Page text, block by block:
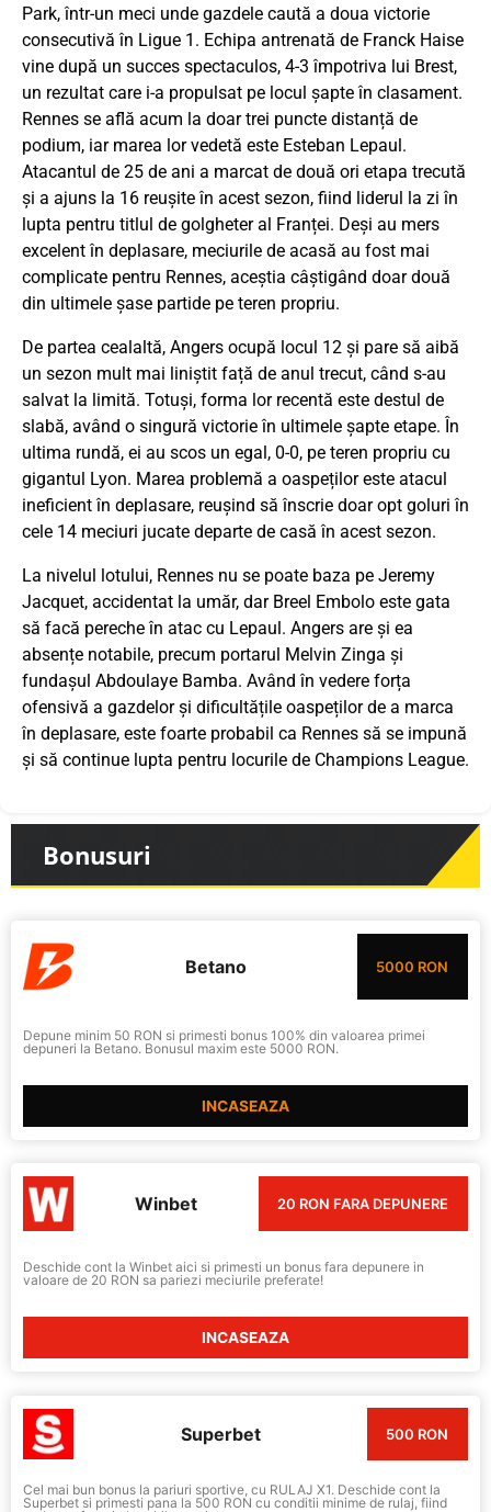
Park, într-un meci unde gazdele caută a doua victorie
consecutivă în Ligue 1. Echipa antrenată de Franck Haise
vine după un succes spectaculos, 4-3 împotriva lui Brest,
un rezultat care i-a propulsat pe locul șapte în clasament.
Rennes se află acum la doar trei puncte distanță de
podium, iar marea lor vedetă este Esteban Lepaul.
Atacantul de 25 de ani a marcat de două ori etapa trecută
și a ajuns la 16 reușite în acest sezon, fiind liderul la zi în
lupta pentru titlul de golgheter al Franței. Deși au mers
excelent în deplasare, meciurile de acasă au fost mai
complicate pentru Rennes, aceștia câștigând doar două
din ultimele șase partide pe teren propriu.
De partea cealaltă, Angers ocupă locul 12 și pare să aibă
un sezon mult mai liniștit față de anul trecut, când s-au
salvat la limită. Totuși, forma lor recentă este destul de
slabă, având o singură victorie în ultimele șapte etape. În
ultima rundă, ei au scos un egal, 0-0, pe teren propriu cu
gigantul Lyon. Marea problemă a oaspeților este atacul
ineficient în deplasare, reușind să înscrie doar opt goluri în
cele 14 meciuri jucate departe de casă în acest sezon.
La nivelul lotului, Rennes nu se poate baza pe Jeremy
Jacquet, accidentat la umăr, dar Breel Embolo este gata
să facă pereche în atac cu Lepaul. Angers are și ea
absențe notabile, precum portarul Melvin Zinga și
fundașul Abdoulaye Bamba. Având în vedere forța
ofensivă a gazdelor și dificultățile oaspeților de a marca
în deplasare, este foarte probabil ca Rennes să se impună
și să continue lupta pentru locurile de Champions League.
Bonusuri
Betano 5000 RON
Depune minim 50 RON si primesti bonus 100% din valoarea primei
depuneri la Betano. Bonusul maxim este 5000 RON.
INCASEAZA
Winbet 20 RON FARA DEPUNERE
Deschide cont la Winbet aici si primesti un bonus fara depunere in
valoare de 20 RON sa pariezi meciurile preferate!
INCASEAZA
Superbet 500 RON
Cel mai bun bonus la pariuri sportive, cu RULAJ X1. Deschide cont la
Superbet si primesti pana la 500 RON cu conditii minime de rulaj, fiind